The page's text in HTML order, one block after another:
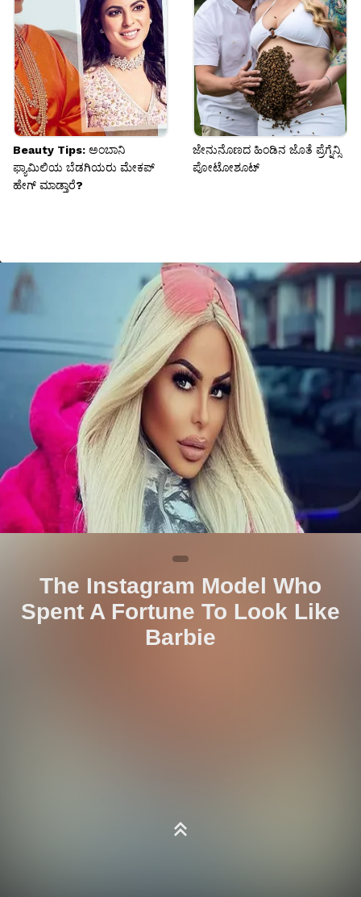
Beauty Tips: ಅಂಬಾನಿ
ಫ್ಯಾಮಿಲಿಯ ಬೆಡಗಿಯರು ಮೇಕಪ್
ಹೇಗ್ ಮಾಡ್ತಾರೆ?
ಜೇನುನೊಣದ ಹಿಂಡಿನ ಜೊತೆ ಪ್ರೆಗ್ನೆನ್ಸಿ
ಪೋಟೋಶೂಟ್